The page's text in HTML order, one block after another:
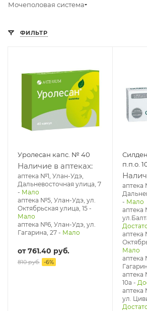
Мочеполовая система
ФИЛЬТР
Уролесан капс. № 40
Наличие в аптеках:
аптека №1, Улан-Удэ,
Дальневосточная улица, 7
- Мало
аптека №5, Улан-Удэ, ул. ​
Октябрьская улица, 15 -
Мало
аптека №6, Улан-Удэ, ул.
Гагарина, 27 - Мало
от761.40 руб.
810 руб. -6%
п.п.о.
аптека
- Мало
аптека
аптека
Мало
аптека
аптека
10а -
аптека
ул.